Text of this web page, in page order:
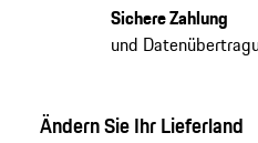
Sichere Zahlung
und
Ändern Sie Ihr Lieferland